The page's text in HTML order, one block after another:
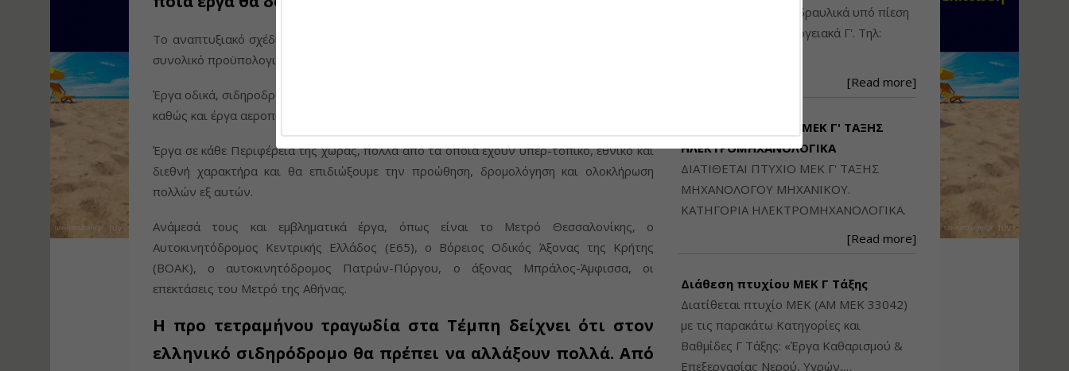
Το αναπτυξιακό σχέδιο για την Ελλάδα του 2030 περιλαμβάνει 188 σημαντικά έργα, με
συνολικό προϋπολογισμό 27,6 δισ. ευρώ.
Έργα οδικά, σιδηροδρομικά, αντιπλημμυρικά, υδρευτικά, αρδευτικά, κτιριακά και λιμενικά,
καθώς και έργα αεροπορικών υποδομών.
Έργα σε κάθε Περιφέρεια της χώρας, πολλά από τα οποία έχουν υπερ-τοπικό, εθνικό και
διεθνή χαρακτήρα και θα επιδιώξουμε την προώθηση, δρομολόγηση και ολοκλήρωση
πολλών εξ αυτών.
Ανάμεσά τους και εμβληματικά έργα, όπως είναι το Μετρό Θεσσαλονίκης, ο
Αυτοκινητόδρομος Κεντρικής Ελλάδος (Ε65), ο Βόρειος Οδικός Άξονας της Κρήτης
(ΒΟΑΚ), ο αυτοκινητόδρομος Πατρών-Πύργου, ο άξονας Μπράλος-Άμφισσα, οι
επεκτάσεις του Μετρό της Αθήνας.
Η προ τετραμήνου τραγωδία στα Τέμπη δείχνει ότι στον
ελληνικό σιδηρόδρομο θα πρέπει να αλλάξουν πολλά. Από
Μηχανικού: Η/Μ Γ', Υδραυλικά υπό πίεση
Β', Βιομηχανικά - Ενεργειακά Γ'. Τηλ:
[Read more]
ΔΙΑΤΙΘΕΤΑΙ ΠΤΥΧΙΟ ΜΕΚ Γ' ΤΑΞΗΣ
ΗΛΕΚΤΡΟΜΗΧΑΝΟΛΟΓΙΚΑ
ΔΙΑΤΙΘΕΤΑΙ ΠΤΥΧΙΟ ΜΕΚ Γ' ΤΑΞΗΣ
ΜΗΧΑΝΟΛΟΓΟΥ ΜΗΧΑΝΙΚΟΥ.
ΚΑΤΗΓΟΡΙΑ ΗΛΕΚΤΡΟΜΗΧΑΝΟΛΟΓΙΚΑ.
[Read more]
Διάθεση πτυχίου ΜΕΚ Γ Τάξης
Διατίθεται πτυχίο ΜΕΚ (ΑΜ ΜΕΚ 33042)
με τις παρακάτω Κατηγορίες και
Βαθμίδες Γ Τάξης: «Έργα Καθαρισμού &
Επεξεργασίας Νερού, Υγρών,…
Ταυτότητα Κτιρίου/
ιδιοκτησίας – Θεωρία
και Πράξη (2024)
Αναστασία Μητρακάκη
Εφαρμογή
Πολεοδομικού
Σχεδιασμού Εντός
Ορίων Πόλεων και
Οικισμών και Εκτός
Εισηγήτρια:
Τιμή από: €145.00
Διάρκεια: 8 ώρες